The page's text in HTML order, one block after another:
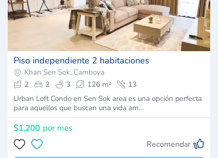
Piso independiente 2 habitaciones
Khan Sen Sok, Camboya
2
2 3 126 m²
13
Urban Loft Condo en Sen Sok area es una opción perfecta
para aquellos que buscan una vida am…
$1,200 por mes
Recomendar